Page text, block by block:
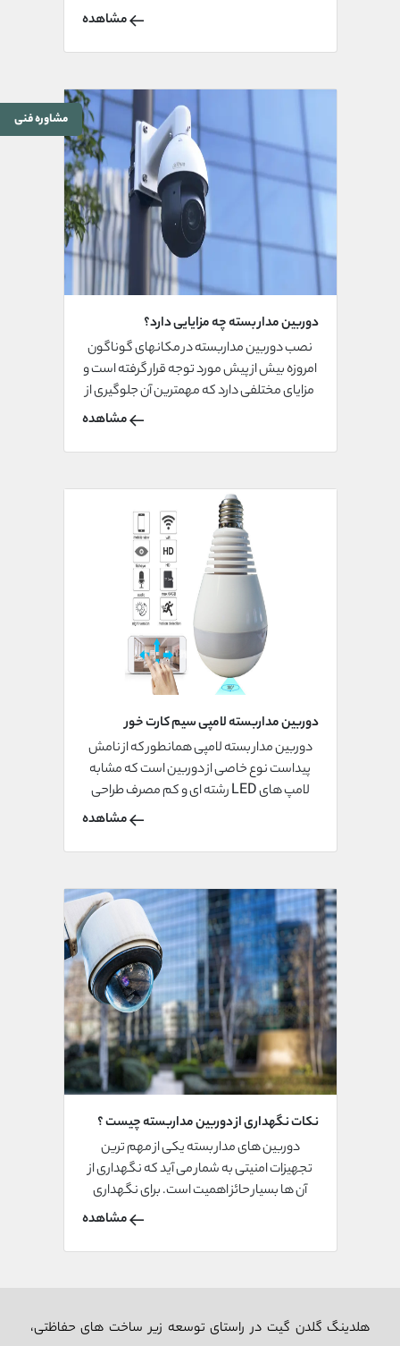
مشاوره فنی
مشاهده
دوربین مدار بسته چه مزایایی دارد؟
نصب دوربین مداربسته در مکانهای گوناگون
امروزه بیش از پیش مورد توجه قرار گرفته است و
مزایای مختلفی دارد که مهمترین آن جلوگیری از
جرم مانند دزدی است همچنین در محل کار
کنترل کرد در همین راستا انواع مختلف دوربین
عرضه شدند.
مشاهده
دوربین مداربسته لامپی سیم کارت خور
چیست؟
دوربین مدار بسته لامپی همانطور که از نامش
پیداست نوع خاصی از دوربین است که مشابه
لامپ های LED رشته ای و کم مصرف طراحی
شده است و تشخیص آن از لامپ های معمولی
عنوان دوربین های جاسوسی نیز استفاده می
مشاهده
نکات نگهداری از دوربین مداربسته چیست ؟
دوربین های مدار بسته یکی از مهم ترین
تجهیزات امنیتی به شمار می آید که نگهداری از
آن ها بسیار حائز اهمیت است. برای نگهداری
مناسب از این دوربین ها باید تمامی اجزای آن ها
ها را بر طرف کرد و به دیگر اجزای دوربین آسیبی
مشاهده
هلدینگ گلدن گیت در راستای توسعه زیر ساخت های حفاظتی،